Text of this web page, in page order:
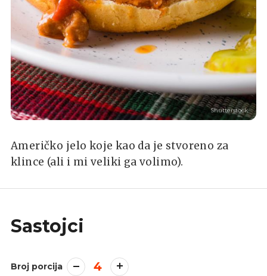
Shutterstock
Američko jelo koje kao da je stvoreno za
klince (ali i mi veliki ga volimo).
Sastojci
Broj porcija 4